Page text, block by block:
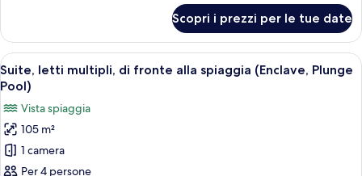
1Kg
2Qn
2
Mphy
Beachfront
Bedroom
Suite
1Kg
2Qn
2
Mphy
Scopri i prezzi per le tue date
Apri
tutte
foto
per
Suite,
letti
Zona piscina con pavimento in
11
Suite, letti multipli, di fronte alla spiaggia (Enclave, Plunge
Pool)
Vista spiaggia
105 m²
1 camera
Per 4 persone